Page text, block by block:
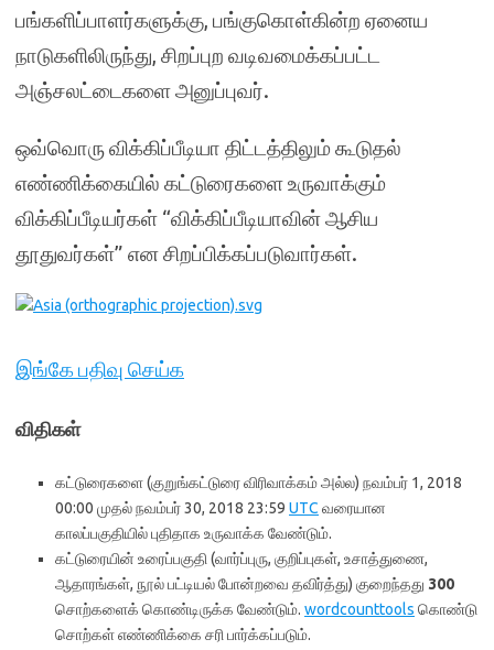
பங்களிப்பாளர்களுக்கு, பங்குகொள்கின்ற ஏனைய
நாடுகளிலிருந்து, சிறப்புற வடிவமைக்கப்பட்ட
அஞ்சலட்டைகளை அனுப்புவர்.
ஒவ்வொரு விக்கிப்பீடியா திட்டத்திலும் கூடுதல்
எண்ணிக்கையில் கட்டுரைகளை உருவாக்கும்
விக்கிப்பீடியர்கள் “விக்கிப்பீடியாவின் ஆசிய
தூதுவர்கள்” என சிறப்பிக்கப்படுவார்கள்.
இங்கே பதிவு செய்க
விதிகள்
கட்டுரைகளை (குறுங்கட்டுரை விரிவாக்கம் அல்ல) நவம்பர் 1, 2018
00:00 முதல் நவம்பர் 30, 2018 23:59 UTC வரையான
காலப்பகுதியில் புதிதாக உருவாக்க வேண்டும்.
கட்டுரையின் உரைப்பகுதி (வார்ப்புரு, குறிப்புகள், உசாத்துணை,
ஆதாரங்கள், நூல் பட்டியல் போன்றவை தவிர்த்து) குறைந்தது 300
சொற்களைக் கொண்டிருக்க வேண்டும். wordcounttools கொண்டு
சொற்கள் எண்ணிக்கை சரி பார்க்கப்படும்.